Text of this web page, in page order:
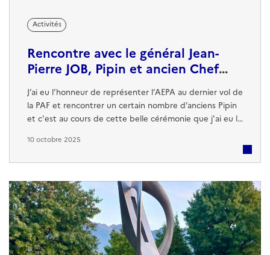
Activités
Rencontre avec le général Jean-
Pierre JOB, Pipin et ancien Chef
d'état-major de l'Armée de l'air
J’ai eu l’honneur de représenter l’AEPA au dernier vol de
la PAF et rencontrer un certain nombre d’anciens Pipin
et c'est au cours de cette belle cérémonie que j'ai eu le
qui a été à la tête de la PAF de 1973 à 1976, ancien Pipin
l'Armée...
10 octobre 2025